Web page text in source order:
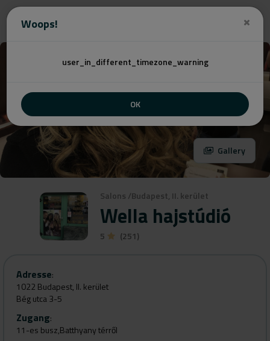
Woops!
user_in_different_timezone_warning
OK
Salons /Budapest, II. kerület
Wella hajstúdió
5 (251)
Gallery
Adresse:
1022 Budapest, II. kerület
Bég utca 3-5
Zugang:
11-es busz,Batthyany térről